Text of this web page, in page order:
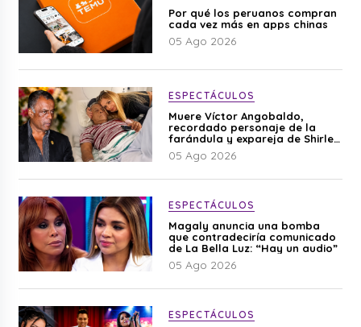
Por qué los peruanos compran
cada vez más en apps chinas
05 Ago 2026
ESPECTÁCULOS
Muere Víctor Angobaldo,
recordado personaje de la
farándula y expareja de Shirley
Cherres
05 Ago 2026
ESPECTÁCULOS
Magaly anuncia una bomba
que contradeciría comunicado
de La Bella Luz: “Hay un audio”
05 Ago 2026
ESPECTÁCULOS